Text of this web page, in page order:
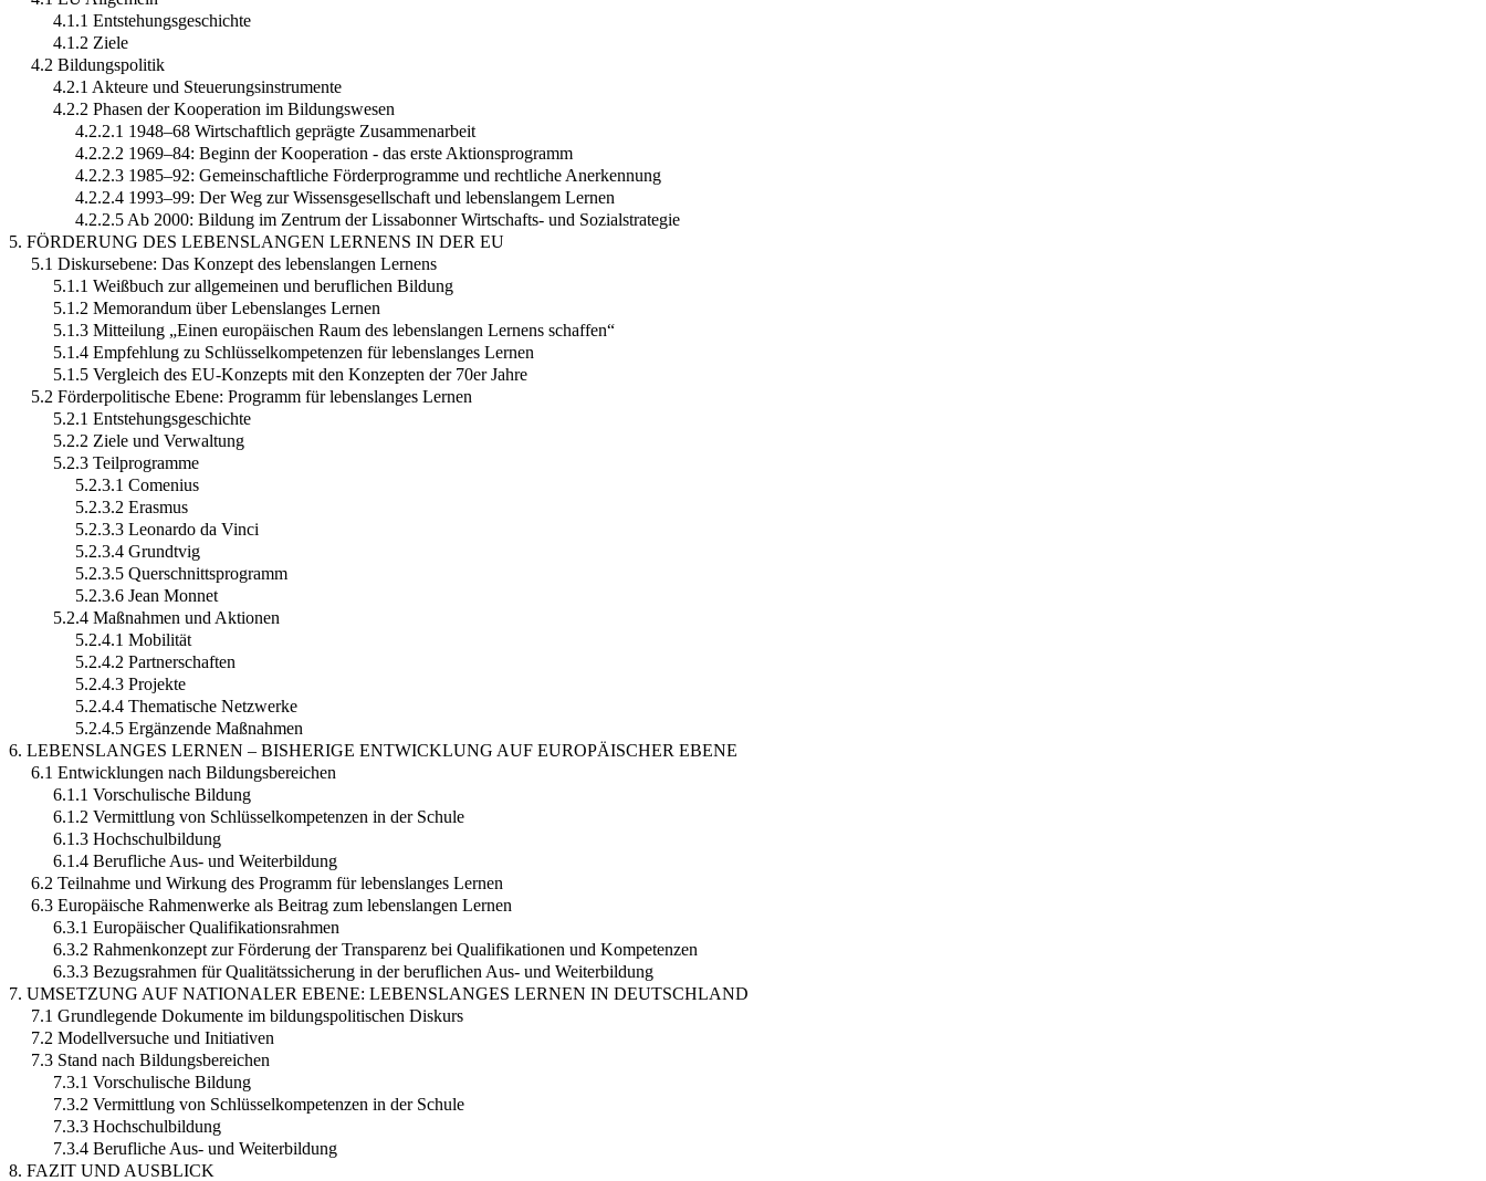
4.1.1 Entstehungsgeschichte
4.1.2 Ziele
4.2 Bildungspolitik
4.2.1 Akteure und Steuerungsinstrumente
4.2.2 Phasen der Kooperation im Bildungswesen
4.2.2.1 1948–68 Wirtschaftlich geprägte Zusammenarbeit
4.2.2.2 1969–84: Beginn der Kooperation - das erste Aktionsprogramm
4.2.2.3 1985–92: Gemeinschaftliche Förderprogramme und rechtliche Anerkennung
4.2.2.4 1993–99: Der Weg zur Wissensgesellschaft und lebenslangem Lernen
4.2.2.5 Ab 2000: Bildung im Zentrum der Lissabonner Wirtschafts- und Sozialstrategie
5. FÖRDERUNG DES LEBENSLANGEN LERNENS IN DER EU
5.1 Diskursebene: Das Konzept des lebenslangen Lernens
5.1.1 Weißbuch zur allgemeinen und beruflichen Bildung
5.1.2 Memorandum über Lebenslanges Lernen
5.1.3 Mitteilung „Einen europäischen Raum des lebenslangen Lernens schaffen“
5.1.4 Empfehlung zu Schlüsselkompetenzen für lebenslanges Lernen
5.1.5 Vergleich des EU-Konzepts mit den Konzepten der 70er Jahre
5.2 Förderpolitische Ebene: Programm für lebenslanges Lernen
5.2.1 Entstehungsgeschichte
5.2.2 Ziele und Verwaltung
5.2.3 Teilprogramme
5.2.3.1 Comenius
5.2.3.2 Erasmus
5.2.3.3 Leonardo da Vinci
5.2.3.4 Grundtvig
5.2.3.5 Querschnittsprogramm
5.2.3.6 Jean Monnet
5.2.4 Maßnahmen und Aktionen
5.2.4.1 Mobilität
5.2.4.2 Partnerschaften
5.2.4.3 Projekte
5.2.4.4 Thematische Netzwerke
5.2.4.5 Ergänzende Maßnahmen
6. LEBENSLANGES LERNEN – BISHERIGE ENTWICKLUNG AUF EUROPÄISCHER EBENE
6.1 Entwicklungen nach Bildungsbereichen
6.1.1 Vorschulische Bildung
6.1.2 Vermittlung von Schlüsselkompetenzen in der Schule
6.1.3 Hochschulbildung
6.1.4 Berufliche Aus- und Weiterbildung
6.2 Teilnahme und Wirkung des Programm für lebenslanges Lernen
6.3 Europäische Rahmenwerke als Beitrag zum lebenslangen Lernen
6.3.1 Europäischer Qualifikationsrahmen
6.3.2 Rahmenkonzept zur Förderung der Transparenz bei Qualifikationen und Kompetenzen
6.3.3 Bezugsrahmen für Qualitätssicherung in der beruflichen Aus- und Weiterbildung
7. UMSETZUNG AUF NATIONALER EBENE: LEBENSLANGES LERNEN IN DEUTSCHLAND
7.1 Grundlegende Dokumente im bildungspolitischen Diskurs
7.2 Modellversuche und Initiativen
7.3 Stand nach Bildungsbereichen
7.3.1 Vorschulische Bildung
7.3.2 Vermittlung von Schlüsselkompetenzen in der Schule
7.3.3 Hochschulbildung
7.3.4 Berufliche Aus- und Weiterbildung
8. FAZIT UND AUSBLICK